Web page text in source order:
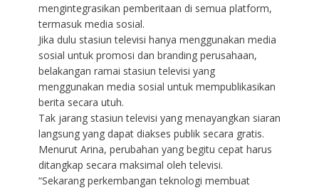
mengintegrasikan pemberitaan di semua platform,
termasuk media sosial.
Jika dulu stasiun televisi hanya menggunakan media
sosial untuk promosi dan branding perusahaan,
belakangan ramai stasiun televisi yang
menggunakan media sosial untuk mempublikasikan
berita secara utuh.
Tak jarang stasiun televisi yang menayangkan siaran
langsung yang dapat diakses publik secara gratis.
Menurut Arina, perubahan yang begitu cepat harus
ditangkap secara maksimal oleh televisi.
“Sekarang perkembangan teknologi membuat